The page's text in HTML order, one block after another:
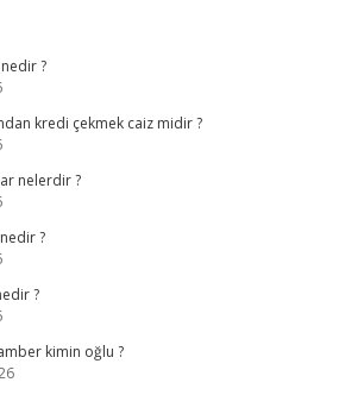
?
kredi çekmek caiz midir ?
nelerdir ?
?
?
kimin oğlu ?